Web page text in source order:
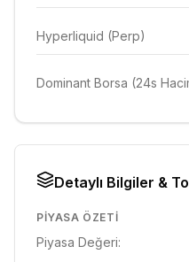
Hyperliquid (Perp)
Dominant Borsa (24s
Detaylı Bilgiler &
PIYASA ÖZETI
Piyasa Değeri: